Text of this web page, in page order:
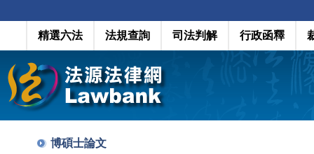
精選六法 法規查詢 司法判解 行政函釋
博碩士論文